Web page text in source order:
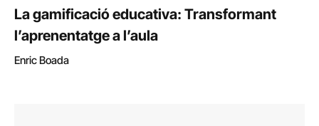
La gamificació educativa: Transformant
l’aprenentatge a l’aula
Enric Boada